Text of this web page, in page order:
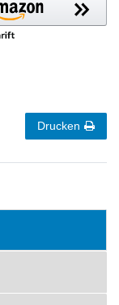
Drucken